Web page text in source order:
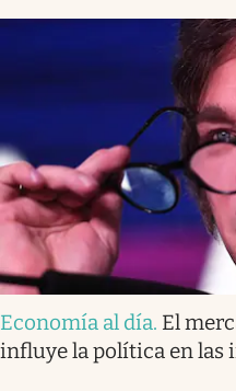
Economía al día. El
influye la política en las